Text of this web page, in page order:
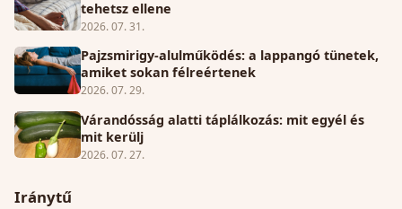
tehetsz ellene
2026. 07. 31.
Pajzsmirigy-alulműködés: a lappangó tünetek,
amiket sokan félreértenek
2026. 07. 29.
Várandósság alatti táplálkozás: mit egyél és
mit kerülj
2026. 07. 27.
Iránytű